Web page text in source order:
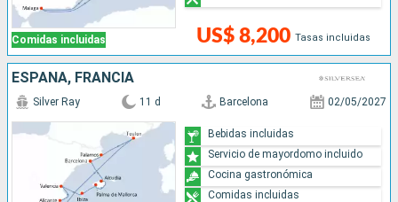
Comidas incluidas US$ 8,200 Tasas incluidas
ESPAÑA, FRANCIA
Silver Ray 11 d Barcelona 02/05/2027
Bebidas incluidas
Servicio de mayordomo incluido
Cocina gastronómica
Comidas incluidas